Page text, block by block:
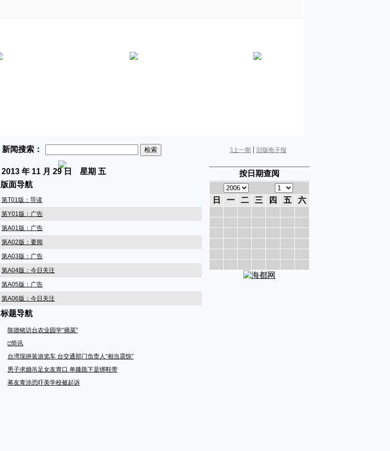
新闻搜索： 3上一期 | 旧版电子报
2013 年 11 月 29 日 星期 五
版面导航
第T01版：导读
第Y01版：广告
第A01版：广告
第A02版：要闻
第A03版：广告
第A04版：今日关注
第A05版：广告
第A06版：今日关注
第A07版：广告
第A08版：今日关注
第A09版：闽闻
第A10版：闽闻
第A11版：影像/故事
第A12版：今日时评
标题导航
陈德铭访台农业园学“摘菜”
□简讯
台湾现拼装游览车 台交通部门负责人“相当震惊”
男子求婚吊足女友胃口 单膝跪下是绑鞋带
蒋友青涉恐吓美学校被起诉
按日期查阅
日 一 二 三 四 五 六